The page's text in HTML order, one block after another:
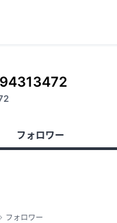
フォロワー
フォロワー